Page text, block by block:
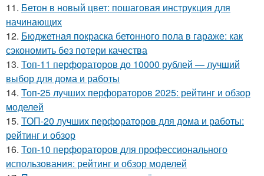
11. Бетон в новый цвет: пошаговая инструкция для
начинающих
12. Бюджетная покраска бетонного пола в гараже: как
сэкономить без потери качества
13. Топ-11 перфораторов до 10000 рублей — лучший
выбор для дома и работы
14. Топ-25 лучших перфораторов 2025: рейтинг и обзор
моделей
15. ТОП-20 лучших перфораторов для дома и работы:
рейтинг и обзор
16. Топ-10 перфораторов для профессионального
использования: рейтинг и обзор моделей